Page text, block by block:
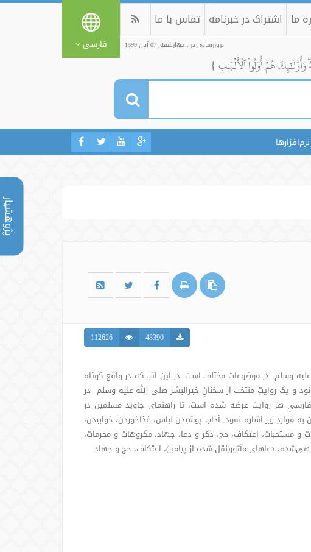
پژوهشیار
ما اشتراک در خبرنامه تماس با ما
بروزرسانی در : چهارشنبه, 07 آبان 1399 فارسی
وَأُوْلَٰٓئِكَ هُمۡ أُوْلُواْ ٱلۡأَلۡبَٰبِ }
نرم‌افزارها
48390
112626
علیه وسلم در موضوعات مختلف است. در این اثر، که در واقع کوتاه
و یک روایتِ منتخب از سخنانِ خیرالبشر صلی الله علیه وسلم در
فارسیِ هر روایت عرضه شده است، تا راهنمای جاوید مسلمین در
مواردِ زیر اشاره نمود: آداب پوشیدن لباس، غذاخوردن، خوابیدن،
و مستحبات، اعتکاف، حج، ذکر و دعا، جهاد، مکروهات و محرمات،
دعاهای مأثور(نقل شده از پیامبر)، اعتکاف، حج و جهاد.